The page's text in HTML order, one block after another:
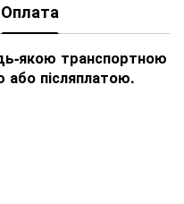
Оплата
якою транспортною
або післяплатою.